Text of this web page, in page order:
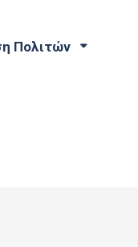
Πολιτών